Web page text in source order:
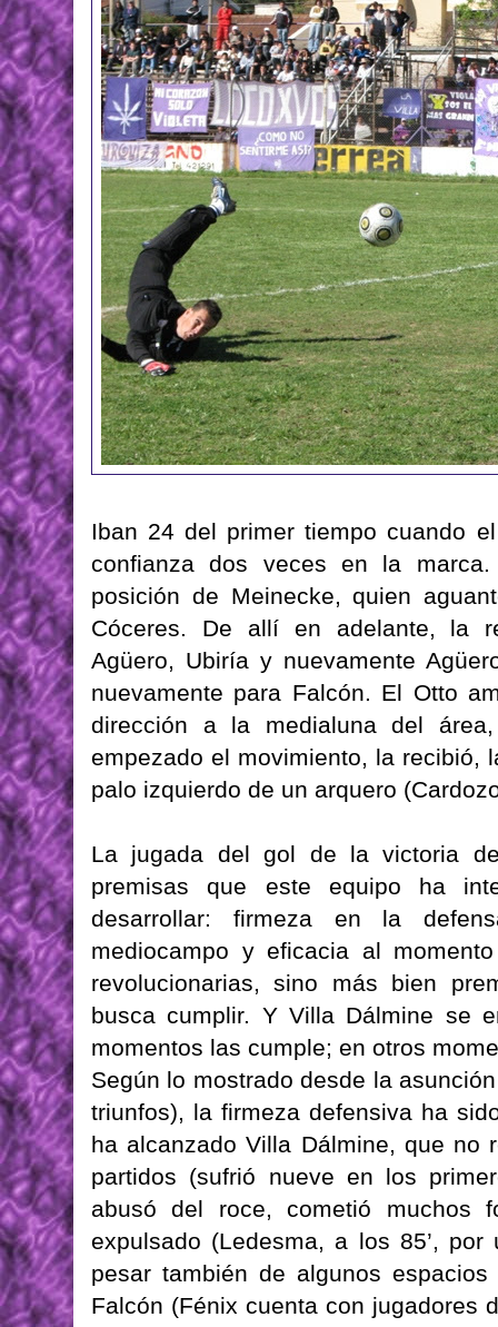
Iban 24 del primer tiempo cuando
confianza dos veces en la
posición de Meinecke, quien
Cóceres. De allí en adelante, la
Agüero, Ubiría y nuevamente
nuevamente para Falcón. El Otto
dirección a la medialuna del
empezado el movimiento, la recibió,
palo izquierdo de un arquero
La jugada del gol de la victoria
premisas que este equipo ha
desarrollar: firmeza en la
mediocampo y eficacia al
revolucionarias, sino más bien
busca cumplir. Y Villa Dálmine se
momentos las cumple; en otros
Según lo mostrado desde la
triunfos), la firmeza defensiva ha
ha alcanzado Villa Dálmine, que no
partidos (sufrió nueve en los
abusó del roce, cometió muchos
expulsado (Ledesma, a los 85’,
pesar también de algunos
Falcón (Fénix cuenta con jugadores